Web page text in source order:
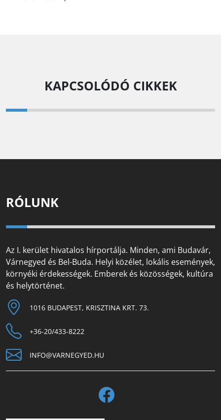
KAPCSOLÓDÓ CIKKEK
RÓLUNK
Az I. kerület hivatalos hírportálja. Minden, ami Budavár,
Várnegyed és Bel-Buda. Helyi közélet, lokális események,
környéki érdekességek. Emberek és közösségek, kultúra
és helytörténet.
1016 BUDAPEST, KRISZTINA KRT. 73.
+36-20/433-8222
INFO@VARNEGYED.HU